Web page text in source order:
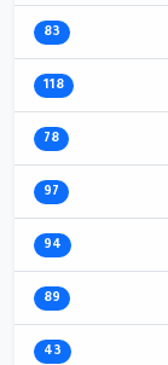
83
118
78
97
94
89
43